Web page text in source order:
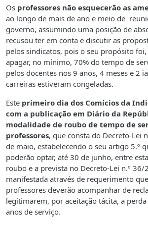
Os professores não esquecerão as
ao longo de mais de ano e meio de
governo, assumindo uma posição de
recusou ter em conta e discutir as
pelos sindicatos, pois o seu propósito
apagar, no mínimo, 70% do tempo de
pelos docentes nos 9 anos, 4 meses e 2
carreiras estiveram congeladas.
Este primeiro dia dos Comícios da
com a publicação em Diário da
modalidade de roubo de tempo de
professores, que consta do Decreto-Lei
de maio, estabelecendo o seu artigo 5.º
poderão optar, até 30 de junho, entre
roubo e a prevista no Decreto-Lei n.º 36/
manifestada através de requerimento
professores deverão acompanhar de
legitimarem, por aceitação tácita, a
anos de serviço.